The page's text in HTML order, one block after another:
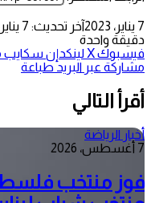
7 يناير، 2023
آخر تحديث: 7 يناير، 2023
دقيقة واحدة
فيسبوك‫Xلينكدإن سكايب
مشاركة عبر البريد طباعة
أقرأ التالي
أخبار الرياضة
7 أغسطس، 2026
فوز منتخب